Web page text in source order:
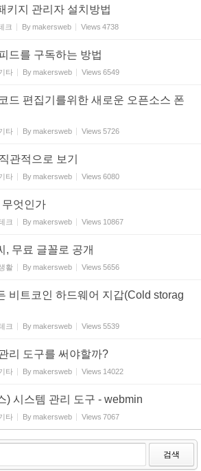
키지 관리자 설치방법
크 Bymakersweb Views 4738
드를 구독하는 방법
타 Bymakersweb Views 6549
드 편집기를위한 새로운 오픈소스 폰
타 Bymakersweb Views 5726
관적으로 보기
타 Bymakersweb Views 6080
엇인가
크 Bymakersweb Views 10867
, 무료 글꼴로 공개
활 Bymakersweb Views 5656
비트코인 하드웨어 지갑(Cold storag
크 Bymakersweb Views 5539
리 도구를 써야할까?
타 Bymakersweb Views 14022
) 시스템 관리 도구 - webmin
타 Bymakersweb Views 7067
검색